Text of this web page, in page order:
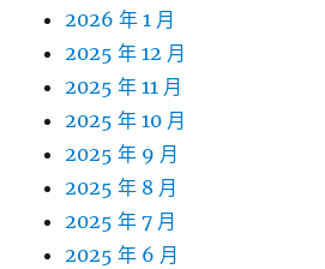
2026 年 1 月
2025 年 12 月
2025 年 11 月
2025 年 10 月
2025 年 9 月
2025 年 8 月
2025 年 7 月
2025 年 6 月